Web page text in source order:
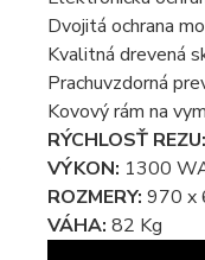
Dvojitá ochrana
Kvalitná drevená
Prachuvzdorná
Kovový rám na
RÝCHLOSŤ REZU:
VÝKON: 1300
ROZMERY: 970 x
VÁHA: 82 Kg